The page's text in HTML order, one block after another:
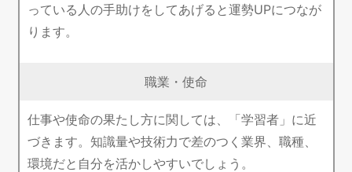
っている人の手助けをしてあげると運勢UPにつなが
ります。
職業・使命
仕事や使命の果たし方に関しては、「学習者」に近
づきます。知識量や技術力で差のつく業界、職種、
環境だと自分を活かしやすいでしょう。